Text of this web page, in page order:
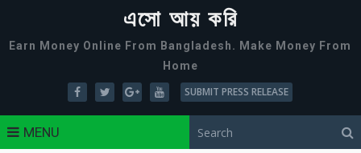
এসো আয় করি
Earn Money Online From Bangladesh. Make Money From
Home
SUBMIT PRESS RELEASE
MENU